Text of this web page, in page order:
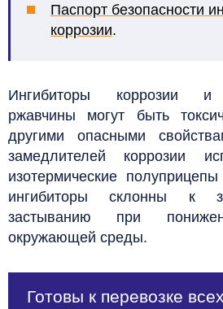
Паспорт безопасности
коррозии.
Ингибиторы коррозии и
ржавчины могут быть
другими опасными
замедлителей коррозии
изотермические
ингибиторы склонны к
застыванию при
окружающей среды.
Готовы к перевозке